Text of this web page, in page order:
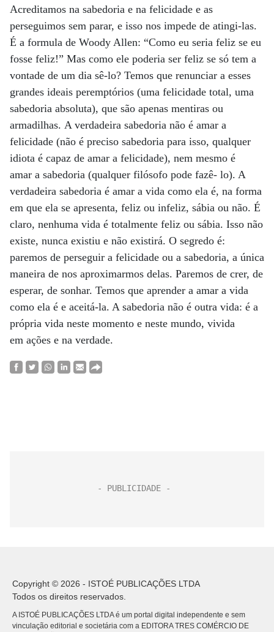
Acreditamos na sabedoria e na felicidade e as
perseguimos sem parar, e isso nos impede de atingi-las.
É a formula de Woody Allen: “Como eu seria feliz se eu
fosse feliz!” Mas como ele poderia ser feliz se só tem a
vontade de um dia sê-lo? Temos que renunciar a esses
grandes ideais peremptórios (uma felicidade total, uma
sabedoria absoluta), que são apenas mentiras ou
armadilhas. A verdadeira sabedoria não é amar a
felicidade (não é preciso sabedoria para isso, qualquer
idiota é capaz de amar a felicidade), nem mesmo é
amar a sabedoria (qualquer filósofo pode fazê- lo). A
verdadeira sabedoria é amar a vida como ela é, na forma
em que ela se apresenta, feliz ou infeliz, sábia ou não. É
claro, nenhuma vida é totalmente feliz ou sábia. Isso não
existe, nunca existiu e não existirá. O segredo é:
paremos de perseguir a felicidade ou a sabedoria, a única
maneira de nos aproximarmos delas. Paremos de crer, de
esperar, de sonhar. Temos que aprender a amar a vida
como ela é e aceitá-la. A sabedoria não é outra vida: é a
própria vida neste momento e neste mundo, vivida
em ações e na verdade.
Copyright © 2026 - ISTOÉ PUBLICAÇÕES LTDA
Todos os direitos reservados.
A ISTOÉ PUBLICAÇÕES LTDA é um portal digital independente e sem
vinculação editorial e societária com a EDITORA TRES COMÉRCIO DE